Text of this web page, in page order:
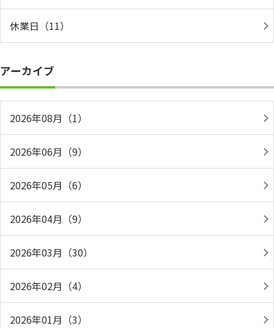
休業日（11）
アーカイブ
2026年08月（1）
2026年06月（9）
2026年05月（6）
2026年04月（9）
2026年03月（30）
2026年02月（4）
2026年01月（3）